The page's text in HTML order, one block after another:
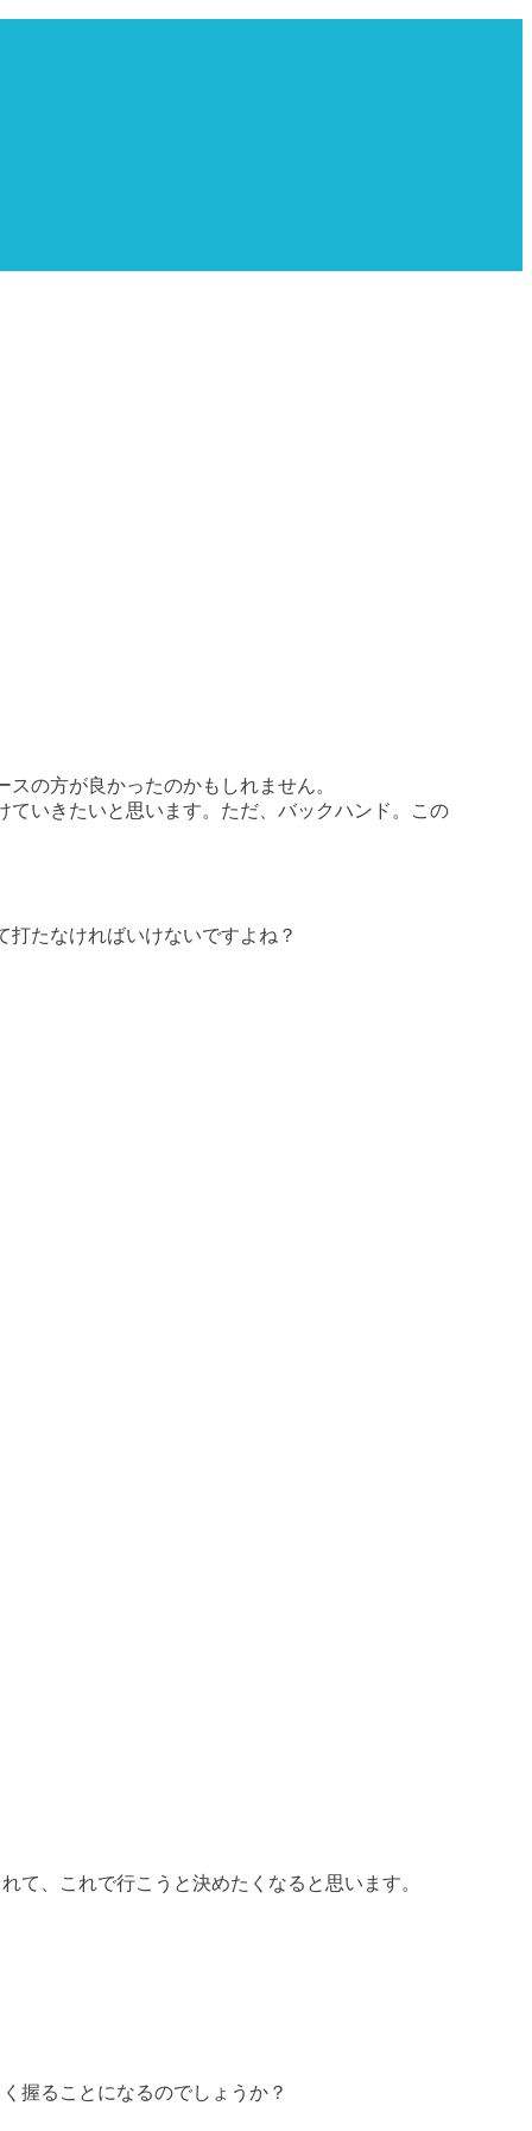
の方が良かったのかもしれません。
いきたいと思います。ただ、バックハンド。この
たなければいけないですよね？
て、これで行こうと決めたくなると思います。
握ることになるのでしょうか？